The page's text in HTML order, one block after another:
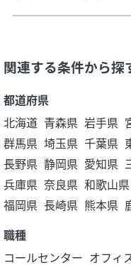
関連する条件から探
都道府県
北海道 青森県 岩手県
群馬県 埼玉県 千葉県
長野県 静岡県 愛知県
兵庫県 奈良県 和歌山県
福岡県 長崎県 熊本県
職種
コールセンター
オフィ